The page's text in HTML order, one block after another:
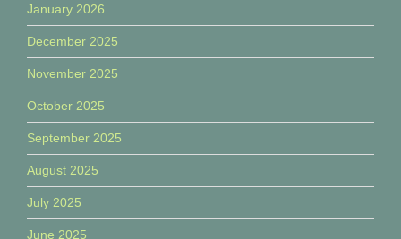
January 2026
December 2025
November 2025
October 2025
September 2025
August 2025
July 2025
June 2025